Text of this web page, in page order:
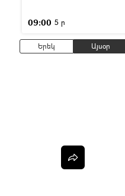
09:00 5 ր
Երեկ Այսօր